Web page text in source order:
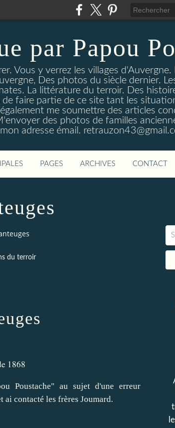
par Papou
Vous y verrez les villages
Des photos du siècle dernier.
La littérature du terroir. Des
faire partie de ce site tant les
me soumettre des articles
des photos de familles
adresse émail.
PAGES ARCHIVES CONTACT
du terroir
1868
Poustache" au sujet d'une erreur
contacté les frères Joumard.